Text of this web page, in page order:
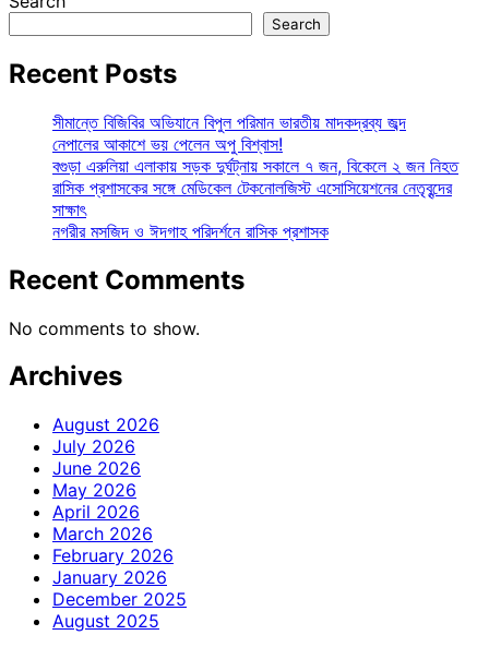
Search
Recent Posts
সীমান্তে বিজিবির অভিযানে বিপুল পরিমান ভারতীয় মাদকদ্রব্য জব্দ
নেপালের আকাশে ভয় পেলেন অপু বিশ্বাস!
বগুড়া এরুলিয়া এলাকায় সড়ক দুর্ঘট্নায় সকালে ৭ জন, বিকেলে ২ জন নিহত
রাসিক প্রশাসকের সঙ্গে মেডিকেল টেকনোলজিস্ট এসোসিয়েশনের নেতৃবৃন্দের
সাক্ষাৎ
নগরীর মসজিদ ও ঈদগাহ পরিদর্শনে রাসিক প্রশাসক
Recent Comments
No comments to show.
Archives
August 2026
July 2026
June 2026
May 2026
April 2026
March 2026
February 2026
January 2026
December 2025
August 2025